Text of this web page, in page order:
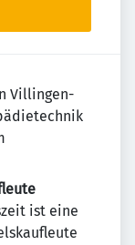
Villingen-
ist eine